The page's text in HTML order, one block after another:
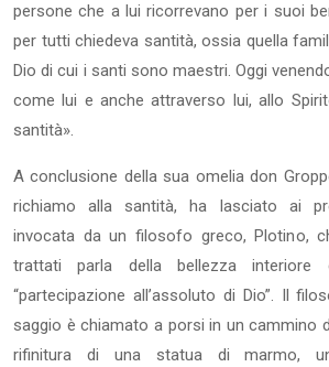
persone che a lui ricorrevano per i suoi
per tutti chiedeva santità, ossia quella
Dio di cui i santi sono maestri. Oggi
come lui e anche attraverso lui, allo
santità».
A conclusione della sua omelia don
richiamo alla santità, ha lasciato ai
invocata da un filosofo greco, Plotino,
trattati parla della bellezza interiore
“partecipazione all’assoluto di Dio”. Il
saggio è chiamato a porsi in un cammino
rifinitura di una statua di marmo,